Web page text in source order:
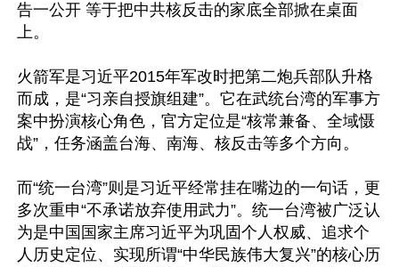
告一公开 等于把中共核反击的家底全部掀在桌面
上。
火箭军是习近平2015年军改时把第二炮兵部队升格
而成，是“习亲自授旗组建”。它在武统台湾的军事方
案中扮演核心角色，官方定位是“核常兼备、全域慑
战”，任务涵盖台海、南海、核反击等多个方向。
而“统一台湾”则是习近平经常挂在嘴边的一句话，更
多次重申“不承诺放弃使用武力”。统一台湾被广泛认
为是中国国家主席习近平为巩固个人权威、追求个
人历史定位、实现所谓“中华民族伟大复兴”的核心历